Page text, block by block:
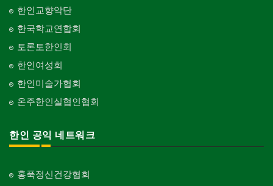
한인교향악단
한국학교연합회
토론토한인회
한인여성회
한인미술가협회
온주한인실협인협회
한인 공익 네트워크
홍푹정신건강협회